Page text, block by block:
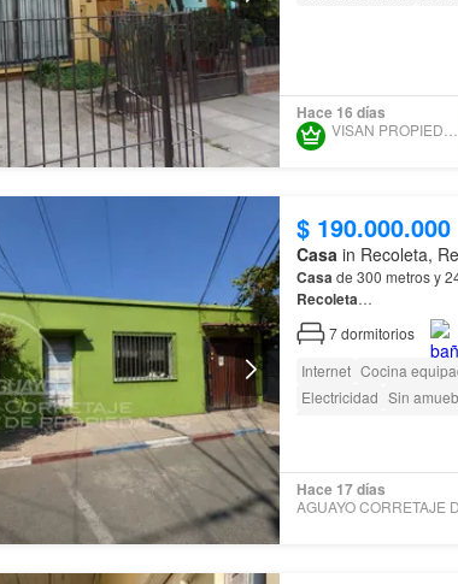
Hace 16 días
VISAN PROPIEDADADES SPA
$ 190.000.000
Casa in Recoleta,
Casade 300 metros y
Recoleta…
7dormitorios
Internet Cocina
Electricidad Sin
Hace 17 días